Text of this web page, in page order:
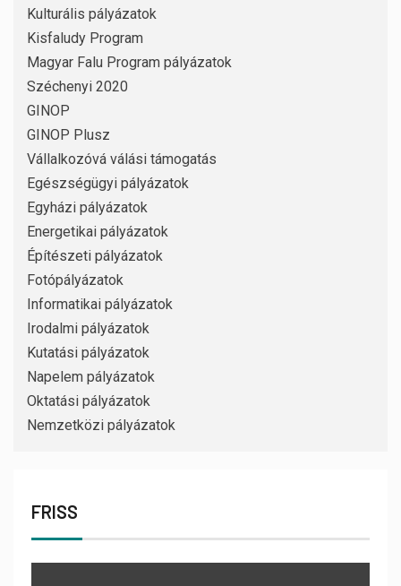
Kulturális pályázatok
Kisfaludy Program
Magyar Falu Program pályázatok
Széchenyi 2020
GINOP
GINOP Plusz
Vállalkozóvá válási támogatás
Egészségügyi pályázatok
Egyházi pályázatok
Energetikai pályázatok
Építészeti pályázatok
Fotópályázatok
Informatikai pályázatok
Irodalmi pályázatok
Kutatási pályázatok
Napelem pályázatok
Oktatási pályázatok
Nemzetközi pályázatok
FRISS